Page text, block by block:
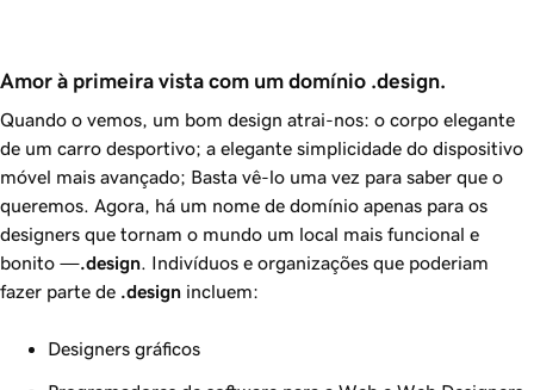
Amor à primeira vista com um domínio .design.
Quando o vemos, um bom design atrai-nos: o corpo elegante
de um carro desportivo; a elegante simplicidade do dispositivo
móvel mais avançado; Basta vê-lo uma vez para saber que o
queremos. Agora, há um nome de domínio apenas para os
designers que tornam o mundo um local mais funcional e
bonito —.design . Indivíduos e organizações que poderiam
fazer parte de .design incluem:
Designers gráficos